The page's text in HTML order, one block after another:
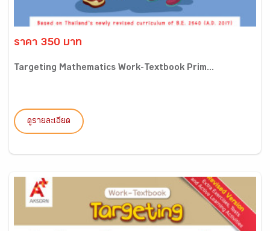
ราคา 350 บาท
Targeting Mathematics Work-Textbook Prim...
ดูรายละเอียด